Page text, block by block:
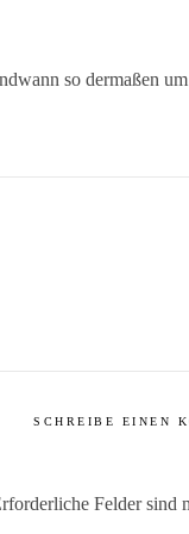
so dermaßen
SCHREIBE EINEN
Felder sind